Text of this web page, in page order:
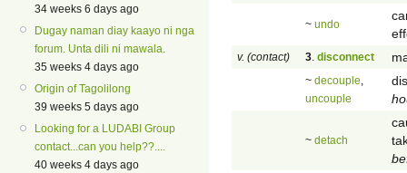
34 weeks 6 days ago
Dugay naman diay kaayo ni nga
forum. Unta dili ni mawala.
35 weeks 4 days ago
Origin of Tagolilong
39 weeks 5 days ago
Looking for a LUDABI Group
contact...can you help??....
40 weeks 4 days ago
~ undo
v. (contact) 3 disconnect
~ decouple
uncouple
~ detach